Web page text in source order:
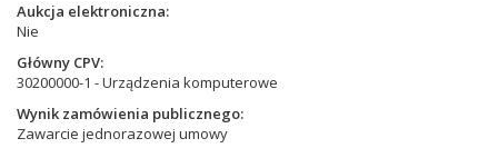
Aukcja elektroniczna
Nie
Główny CPV
30200000-1 - Urządzenia komputerowe
Wynik zamówienia publicznego
Zawarcie jednorazowej umowy